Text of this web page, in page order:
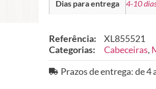
Dias para entrega 4-10
Referência:
XL855521
Categorias:
Cabeceiras,
Prazos de entrega: de 4